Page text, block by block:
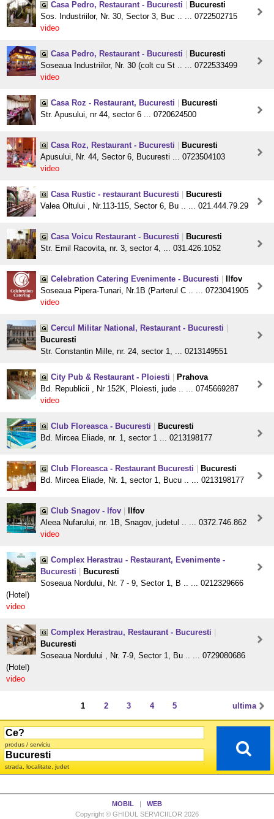
Casa Pedro, Restaurant - Bucuresti
Bucuresti
Sos. Industriilor, Nr. 30, Sector 3, Buc .. ... 0722502715
video
Casa Pedro, Restaurant - Bucuresti
Bucuresti
Soseaua Industriilor, Nr. 30 (colt cu St .. ... 0722533499
video
Casa Roz - Restaurant, Bucuresti
Bucuresti
Str. Apusului, nr 44, sector 6 ... 0720624500
Casa Roz, Restaurant - Bucuresti
Bucuresti
Apusului, Nr. 44, Sector 6, Bucuresti ... 0723504103
video
Casa Rustic - restaurant Bucuresti
Bucuresti
Valea Oltului , Nr.113-115, Sector 6, Bu .. ... 021.444.79.29
Casa Voicu Restaurant - Bucuresti
Bucuresti
Str. Emil Racovita, nr. 3, sector 4, ... 031.426.1052
Celebration Catering Evenimente - Bucuresti
Ilfov
Soseaua Pipera-Tunari, Nr.1B (Parterul C .. ... 0723041905
video
Cercul Militar National, Restaurant - Bucuresti
Bucuresti
Str. Constantin Mille, nr. 24, sector 1, ... 0213149551
City Pub & Restaurant - Ploiesti
Prahova
Bd. Republicii , Nr 152K, Ploiesti, jude .. ... 0745669287
video
Club Floreasca - Bucuresti
Bucuresti
Bd. Mircea Eliade, nr. 1, sector 1 ... 0213198177
Club Floreasca - Restaurant Bucuresti
Bucuresti
Bd. Mircea Eliade, Nr. 1, sector 1, Bucu .. ... 0213198177
Club Snagov - lfov
Ilfov
Aleea Nufarului, nr. 1B, Snagov, judetul .. ... 0372.746.862
video
Complex Herastrau - Restaurant, Evenimente -
Bucuresti
Bucuresti
Soseaua Nordului, Nr. 7 - 9, Sector 1, B .. ... 0212329666
(Hotel)
video
Complex Herastrau, Restaurant - Bucuresti
Bucuresti
Soseaua Nordului , Nr. 7-9, Sector 1, Bu .. ... 0729080686
(Hotel)
video
ultima
1 2 3 4 5
produs / serviciu
strada, localitate, judet
MOBIL
WEB
Copyright © GHIDUL SERVICIILOR 2026